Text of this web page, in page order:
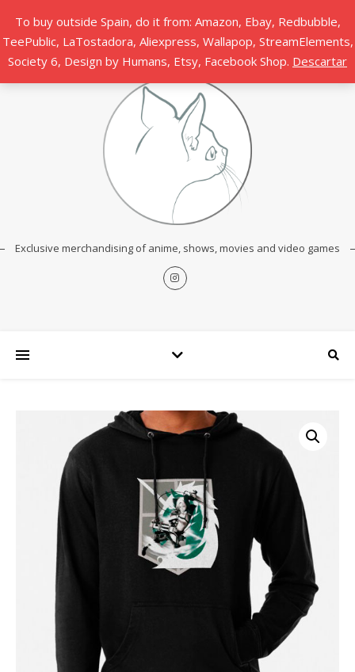
To buy outside Spain, do it from: Amazon, Ebay, Redbubble,
TeePublic, LaTostadora, Aliexpress, Wallapop, StreamElements,
Society 6, Design by Humans, Etsy, Facebook Shop. Descartar
Exclusive merchandising of anime, shows, movies and video games